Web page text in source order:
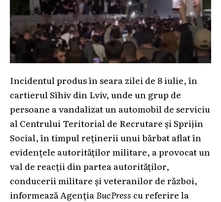
Incidentul produs în seara zilei de 8 iulie, în
cartierul Sîhiv din Lviv, unde un grup de
persoane a vandalizat un automobil de serviciu
al Centrului Teritorial de Recrutare și Sprijin
Social, în timpul reținerii unui bărbat aflat în
evidențele autorităților militare, a provocat un
val de reacții din partea autorităților,
conducerii militare și veteranilor de război,
informează Agenția BucPress cu referire la